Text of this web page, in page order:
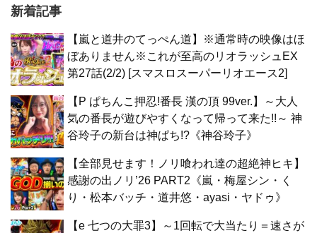
新着記事
【嵐と道井のてっぺん道】※通常時の映像はほ
ぼありません※これが至高のリオラッシュEX
第27話(2/2) [スマスロスーパーリオエース2]
【P ぱちんこ押忍!番長 漢の頂 99ver.】～大人
気の番長が遊びやすくなって帰って来た!!～ 神
谷玲子の新台は神ぱち!?《神谷玲子》
【全部見せます！ノリ喰われ達の超絶神ヒキ】
感謝の出ノリ’26 PART2《嵐・梅屋シン・く
り・松本バッチ・道井悠・ayasi・ヤドゥ》
【e 七つの大罪3】～1回転で大当たり＝速さが